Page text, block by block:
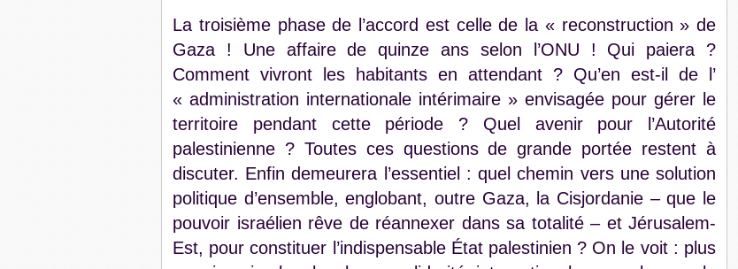
La troisième phase de l’accord est celle de la « reconstruction » de
Gaza ! Une affaire de quinze ans selon l’ONU ! Qui paiera ?
Comment vivront les habitants en attendant ? Qu’en est-il de l’
« administration internationale intérimaire » envisagée pour gérer le
territoire pendant cette période ? Quel avenir pour l’Autorité
palestinienne ? Toutes ces questions de grande portée restent à
discuter. Enfin demeurera l’essentiel : quel chemin vers une solution
politique d’ensemble, englobant, outre Gaza, la Cisjordanie – que le
pouvoir israélien rêve de réannexer dans sa totalité – et Jérusalem-
Est, pour constituer l’indispensable État palestinien ? On le voit : plus